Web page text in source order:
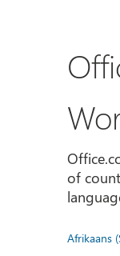
of
Afrikaans